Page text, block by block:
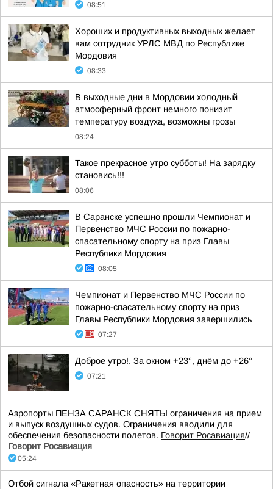
08:51
Хороших и продуктивных выходных желает
вам сотрудник УРЛС МВД по Республике
Мордовия
08:33
В выходные дни в Мордовии холодный
атмосферный фронт немного понизит
температуру воздуха, возможны грозы
08:24
Такое прекрасное утро субботы! На зарядку
становись!!!
08:06
В Саранске успешно прошли Чемпионат и
Первенство МЧС России по пожарно-
спасательному спорту на приз Главы
Республики Мордовия
08:05
Чемпионат и Первенство МЧС России по
пожарно-спасательному спорту на приз
Главы Республики Мордовия завершились
07:27
Доброе утро!. За окном +23°, днём до +26°
07:21
Аэропорты ПЕНЗА САРАНСК СНЯТЫ ограничения на прием
и выпуск воздушных судов. Ограничения вводили для
обеспечения безопасности полетов. Говорит Росавиация//
Говорит Росавиация
05:24
Отбой сигнала «Ракетная опасность» на территории